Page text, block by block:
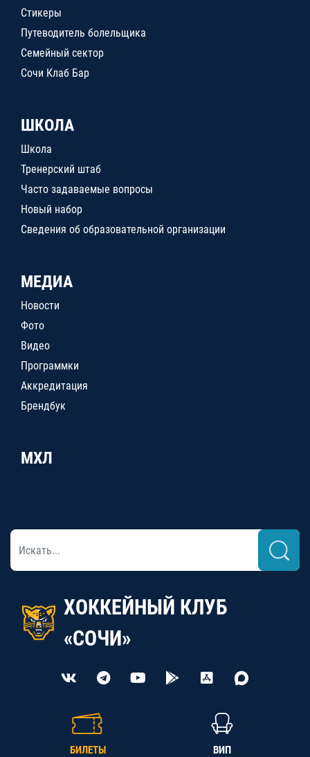
Стикеры
Путеводитель болельщика
Семейный сектор
Сочи Клаб Бар
ШКОЛА
Школа
Тренерский штаб
Часто задаваемые вопросы
Новый набор
Сведения об образовательной организации
МЕДИА
Новости
Фото
Видео
Программки
Аккредитация
Брендбук
МХЛ
ХОККЕЙНЫЙ КЛУБ
«СОЧИ»
БИЛЕТЫ ВИП